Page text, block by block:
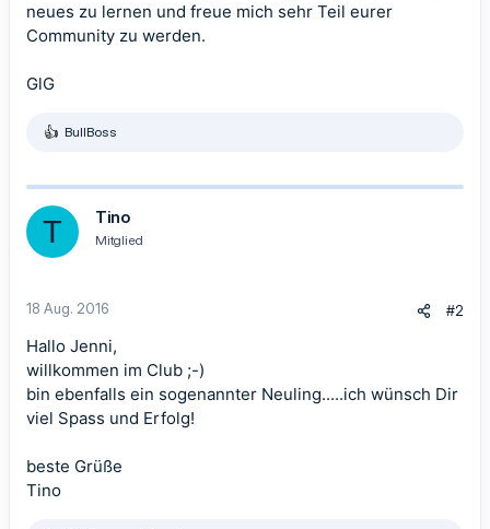
neues zu lernen und freue mich sehr Teil eurer
Community zu werden.
GlG
R
k
t
i
n
:
BullBoss
T Tino
Mitglied
18 Aug. 2016 #2
Hallo Jenni,
willkommen im Club ;-)
bin ebenfalls ein sogenannter Neuling.....ich wünsch Dir
viel Spass und Erfolg!
beste Grüße
Tino